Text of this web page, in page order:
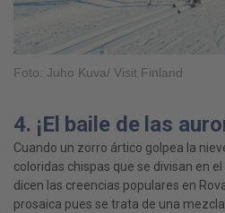
Foto: Juho Kuva/ Visit Finland
4. ¡El baile de las
Cuando un zorro ártico golpea la
coloridas chispas que se divisan en
dicen las creencias populares en
prosaica pues se trata de una